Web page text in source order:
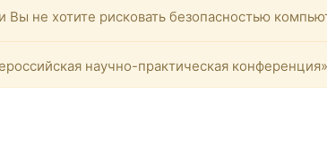
Вы не хотите рисковать безопасностью
научно-практическая